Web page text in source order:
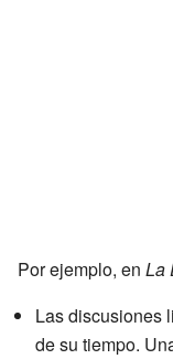
Por ejemplo, en La
Las discusiones
de su tiempo.